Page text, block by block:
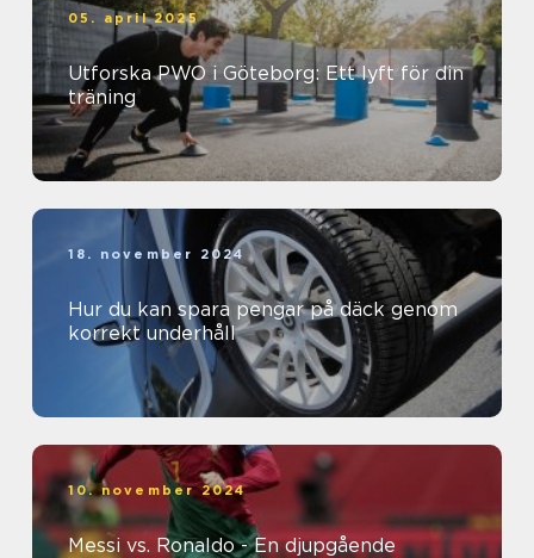
05. april 2025
Utforska PWO i Göteborg: Ett lyft för din
träning
18. november 2024
Hur du kan spara pengar på däck genom
korrekt underhåll
10. november 2024
Messi vs. Ronaldo - En djupgående